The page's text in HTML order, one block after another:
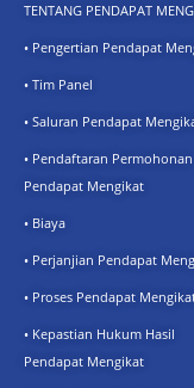
TENTANG PENDAPAT
• Pengertian Pendapat
• Tim Panel
• Saluran Pendapat
• Pendaftaran Permohonan
Pendapat Mengikat
• Biaya
• Perjanjian Pendapat
• Proses Pendapat
• Kepastian Hukum Hasil
Pendapat Mengikat